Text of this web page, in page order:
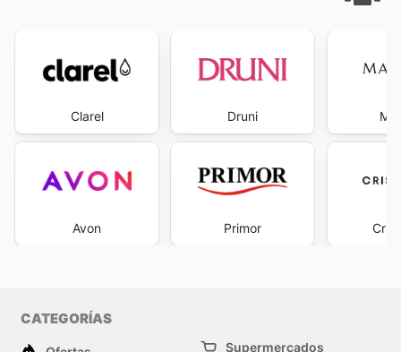
Clarel
Avon
Druni
Primor
CATEGORÍAS
Supermercados